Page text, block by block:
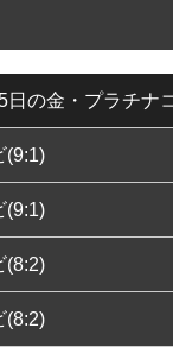
日の金・プラチナ
(9:1)
(9:1)
(8:2)
(8:2)